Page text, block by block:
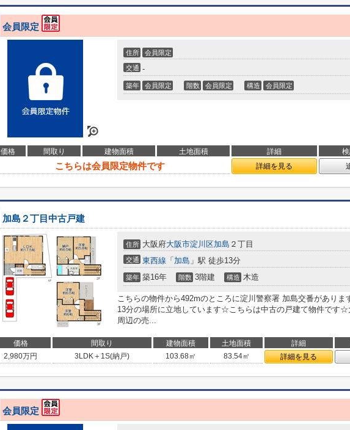
会員限定
住所 会員限定
交通 -
築年 会員限定 階数 会員限定 構造 会員限定
価格 間取り 建物面積 土地面積 詳細
こちらは会員限定物件です 詳細を見る
加島２丁目中古戸建
住所 大阪府大阪市淀川区加島 ２丁目
交通 東西線 「 加島 」駅 徒歩13分
築年 築16年 階数 3階建 構造 木造
こちらの物件から492mのところに淀川警察署 加島交番があり
13分の場所に立地しています☆こちらは中古の戸建て物件です☆
周辺の売...
価格 間取り 建物面積 土地面積 詳細
2,980万円 3LDK＋1S(納戸) 103.68㎡ 83.54㎡ 詳細を見る
会員限定